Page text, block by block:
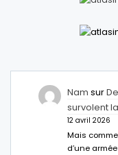
Nam sur
survolent
12 avril 2026
Mais
d’une